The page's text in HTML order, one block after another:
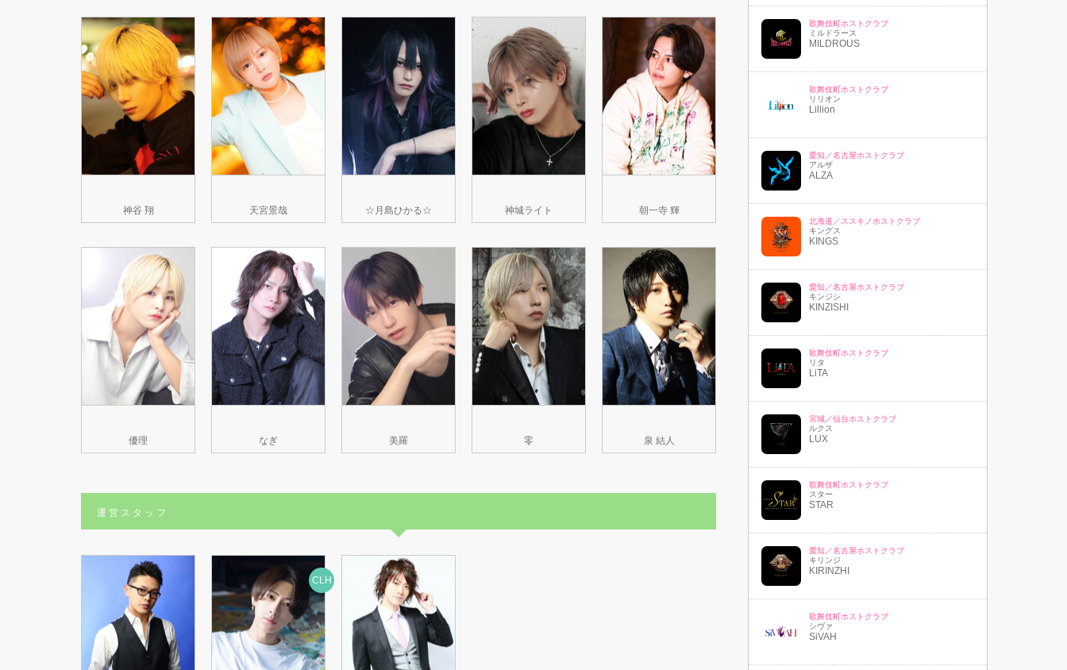
神谷 翔 天宮景哉 ☆月島ひかる☆ 神城ライト 朝一寺 輝
優理 なぎ 美羅 零 泉 結人
運営スタッフ
CLH
歌舞伎町ホストクラブ
ミルドラース
MILDROUS
歌舞伎町ホストクラブ
リリオン
Lillion
愛知／名古屋ホストクラブ
アルザ
ALZA
北海道／ススキノホストクラブ
キングス
KINGS
愛知／名古屋ホストクラブ
キンジシ
KINZISHI
歌舞伎町ホストクラブ
リタ
LiTA
宮城／仙台ホストクラブ
ルクス
LUX
歌舞伎町ホストクラブ
スター
STAR
愛知／名古屋ホストクラブ
キリンジ
KIRINZHI
歌舞伎町ホストクラブ
シヴァ
SiVAH